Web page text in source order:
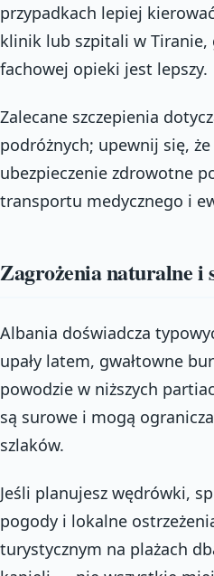
przypadkach lepiej
klinik lub szpitali w Tiranie,
fachowej opieki jest lepszy.
Zalecane szczepienia
podróżnych; upewnij się,
ubezpieczenie zdrowotne
transportu medycznego i
Zagrożenia naturalne i
Albania doświadcza
upały latem, gwałtowne
powodzie w niższych
są surowe i mogą
szlaków.
Jeśli planujesz wędrówki,
pogody i lokalne
turystycznym na plażach